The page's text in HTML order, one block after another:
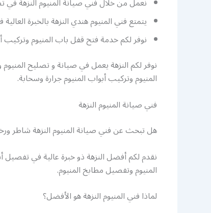
يتمتع فني المنيوم هندي النزهة بالخبرة
نوفر لكم خدمة فتح قفل باب المنيوم وتركيب
نوفر لكم النزهة يعمل في صيانة و تصليح
المنيوم وتركيب أبواب المنيوم جرارة وسحابة.
فني صيانة المنيوم النزهة
هل تبحث عن فني صيانة المنيوم النزهة شاطر
نقدم لكم أفضل النزهة ذو خبرة عالية في تفصيل
المنيوم وتفصيل مطابخ المنيوم.
لماذا فني المنيوم النزهة هو الأفضل؟